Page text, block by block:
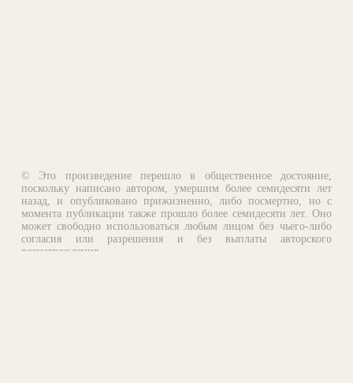
© Это произведение перешло в общественное достояние,
поскольку написано автором, умершим более семидесяти лет
назад, и опубликовано прижизненно, либо посмертно, но с
момента публикации также прошло более семидесяти лет. Оно
может свободно использоваться любым лицом без чьего-либо
согласия или разрешения и без выплаты авторского
вознаграждения.